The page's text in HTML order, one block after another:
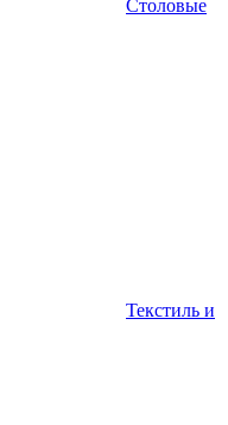
Столовые
Текстиль и